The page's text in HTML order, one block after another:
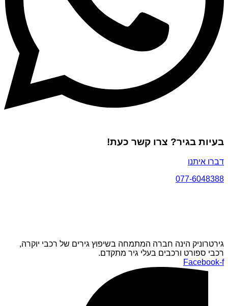
בעיות בגיר? צרו קשר כעת!
דברו איתנו
077-6048388
גירטרוניק הינה חברה המתמחה בשיפוץ גירים של רכבי יוקרה,
רכבי ספורט ורכבים בעלי גיר מתקדם.
Facebook-f